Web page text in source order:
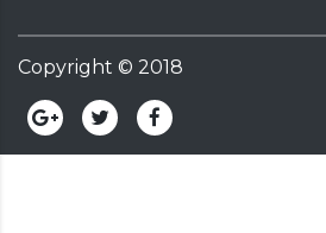
Copyright © 2018